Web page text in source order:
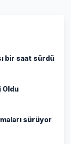
bir saat sürdü
Oldu
sürüyor